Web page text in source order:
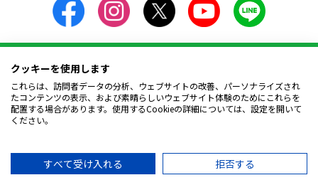
飲酒は20歳になってから。飲酒運転は法律で禁止されています。
お酒は楽しく適量を。飲んだあとはリサイクルへ。
妊娠中や授乳期の飲酒は、胎児・幼児の発育に
悪影響を与えるおそれがあります。
All Rights Reserved.
クッキーを使用します
これらは、訪問者データの分析、ウェブサイトの改善、パーソナライズされ
たコンテンツの表示、および素晴らしいウェブサイト体験のためにこれらを
配置する場合があります。使用するCookieの詳細については、設定を開いて
ください。
すべて受け入れる 拒否する